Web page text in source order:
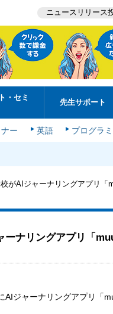
ニュースリリース
・セミ
先生サポート
ー 英語 プログラ
がAIジャーナリングアプリ「
ーナリングアプリ「
ジャーナリングアプリ「